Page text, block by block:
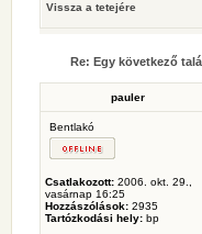
Vissza a tetejére
Re: Egy következő
pauler
Bentlakó
Csatlakozott: 2006. okt. 29.,
vasárnap 16:25
Hozzászólások: 2935
Tartózkodási hely: bp